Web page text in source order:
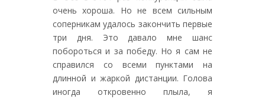
очень хороша. Но не всем сильным
соперникам удалось закончить первые
три дня. Это давало мне шанс
побороться и за победу. Но я сам не
справился со всеми пунктами на
длинной и жаркой дистанции. Голова
иногда откровенно плыла, я